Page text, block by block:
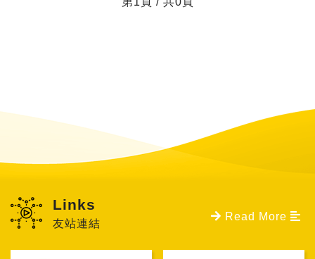
Links
友站連結
Read More